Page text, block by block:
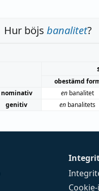
Hur böjs banalitet?
obestämd
nominativ
en banalitet
genitiv
en banalitets